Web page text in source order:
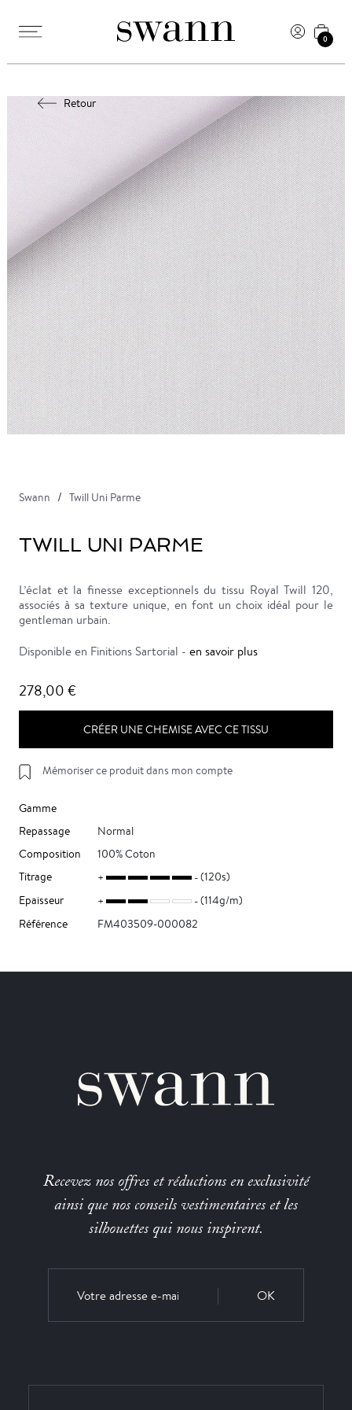
0
Retour
Swann Twill Uni Parme
TWILL UNI PARME
L’éclat et la finesse exceptionnels du tissu Royal Twill 120,
associés à sa texture unique, en font un choix idéal pour le
gentleman urbain.
Disponible en Finitions Sartorial - en savoir plus
278,00 €
CRÉER UNE CHEMISE AVEC CE TISSU
Mémoriser ce produit dans mon compte
Gamme
Repassage
Normal
Composition
100% Coton
Titrage
(120s)
Epaisseur
(114g/m)
Référence
FM403509-000082
Recevez nos offres et réductions en exclusivité
ainsi que nos conseils vestimentaires et les
silhouettes qui nous inspirent.
OK